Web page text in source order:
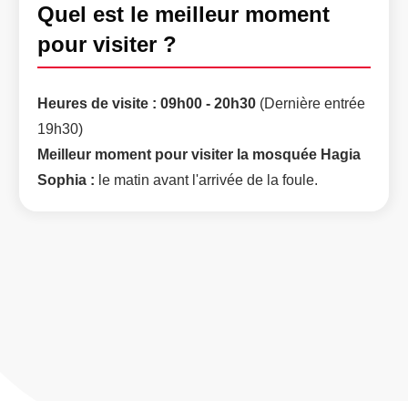
Quel est le meilleur moment
pour visiter ?
Heures de visite : 09h00 - 20h30 (Dernière entrée
19h30)
Meilleur moment pour visiter la mosquée Hagia
Sophia : le matin avant l'arrivée de la foule.